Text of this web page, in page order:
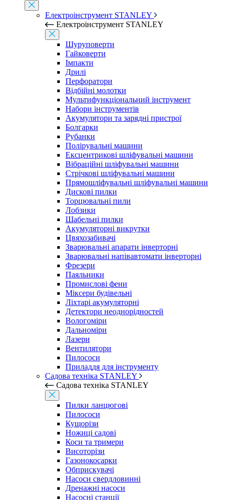
Електроінструмент STANLEY
Електроінструмент STANLEY
Шуруповерти
Гайковерти
Імпакти
Дрилі
Перфоратори
Відбійні молотки
Мультифункціональний інструмент
Набори інструментів
Акумулятори та зарядні пристрої
Болгарки
Рубанки
Полірувальні машини
Ексцентрикові шліфувальні машини
Вібраційні шліфувальні машини
Стрічкові шліфувальні машини
Прямошліфувальні шліфувальні машини
Дискові пилки
Торцювальні пили
Лобзики
Шабельні пилки
Акумуляторні викрутки
Цвяхозабивачі
Зварювальні апарати інверторні
Зварювальні напівавтомати інверторні
Фрезери
Паяльники
Промислові фени
Міксери будівельні
Ліхтарі акумуляторні
Детектори неоднорідностей
Вологоміри
Дальноміри
Лазери
Вентилятори
Пилососи
Приладдя для інструменту
Садова техніка STANLEY
Садова техніка STANLEY
Пилки ланцюгові
Пилососи
Кущорізи
Ножиці садові
Коси та тримери
Висоторізи
Газонокосарки
Обприскувачі
Насоси свердловинні
Дренажні насоси
Насосні станції